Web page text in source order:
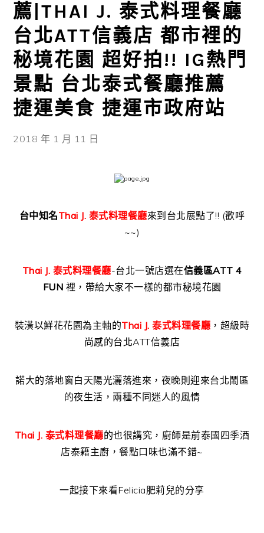
薦|THAI J. 泰式料理餐廳
台北ATT信義店 都市裡的
秘境花園 超好拍!! IG熱門
景點 台北泰式餐廳推薦
捷運美食 捷運市政府站
2018 年 1 月 11 日
台中知名Thai J. 泰式料理餐廳來到台北展點了!! (歡呼
~~)
Thai J. 泰式料理餐廳-台北一號店選在信義區ATT 4
FUN 裡，帶給大家不一樣的都市秘境花園
裝潢以鮮花花園為主軸的Thai J. 泰式料理餐廳 ，超級時
尚感的台北ATT信義店
諾大的落地窗白天陽光灑落進來，夜晚則迎來台北鬧區
的夜生活，兩種不同迷人的風情
Thai J. 泰式料理餐廳的也很講究，廚師是前泰國四季酒
店泰籍主廚，餐點口味也滿不錯~
一起接下來看Felicia肥莉兒的分享